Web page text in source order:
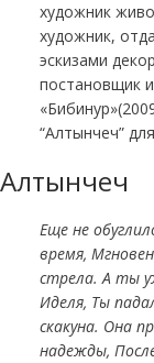
художник
художник,
эскизами
постановщик
“Алтынчеч”
Алтынчеч
Еще не
время,
стрела. А ты
Иделя, Ты
скакуна. Она
надежды,